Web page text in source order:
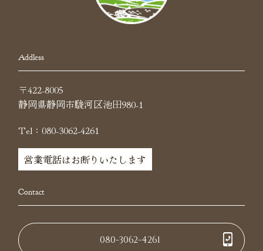
Addless
〒422-8005
静岡県静岡市駿河区池田980-1
Tel：080-3062-4261
営業電話はお断りいたします
Contact
080-3062-4261